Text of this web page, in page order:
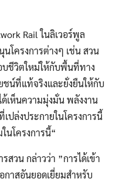
Rail ในลิเวอร์พูล
นโครงการต่างๆ เช่น สวน
ชีวิตใหม่ให้กับพื้นที่ทาง
ชน์ที่แท้จริงและยั่งยืนให้กับ
เห็นความมุ่งมั่น พลังงาน
ปล่งประกายในโครงการนี้
นโครงการนี้“
สวน กล่าวว่า ”การได้เข้า
กาสอันยอดเยี่ยมสำหรับ